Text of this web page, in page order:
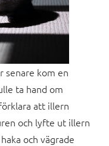
senare kom en
ta hand om
att illern
och lyfte ut illern
och vägrade